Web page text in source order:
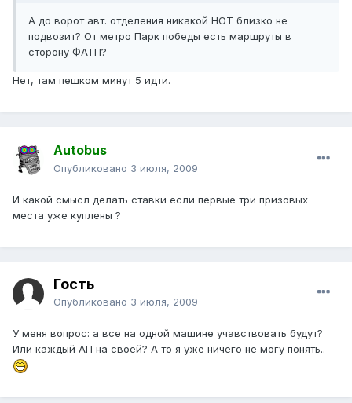
А до ворот авт. отделения никакой НОТ близко не
подвозит? От метро Парк победы есть маршруты в
сторону ФАТП?
Нет, там пешком минут 5 идти.
Autobus
Опубликовано 3 июля, 2009
И какой смысл делать ставки если первые три призовых
места уже куплены ?
Гость
Опубликовано 3 июля, 2009
У меня вопрос: а все на одной машине учавствовать будут?
Или каждый АП на своей? А то я уже ничего не могу понять..